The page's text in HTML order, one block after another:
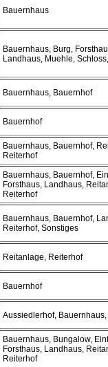
Bauernhaus
Bauernhaus, Burg,
Landhaus, Muehle,
Bauernhaus, Bauernhof
Bauernhof
Bauernhaus, Bauernhof,
Reiterhof
Bauernhaus, Bauernhof,
Forsthaus, Landhaus,
Reiterhof
Bauernhaus, Bauernhof,
Reiterhof, Sonstiges
Reitanlage, Reiterhof
Bauernhof
Aussiedlerhof,
Bauernhaus, Bungalow,
Forsthaus, Landhaus,
Reiterhof